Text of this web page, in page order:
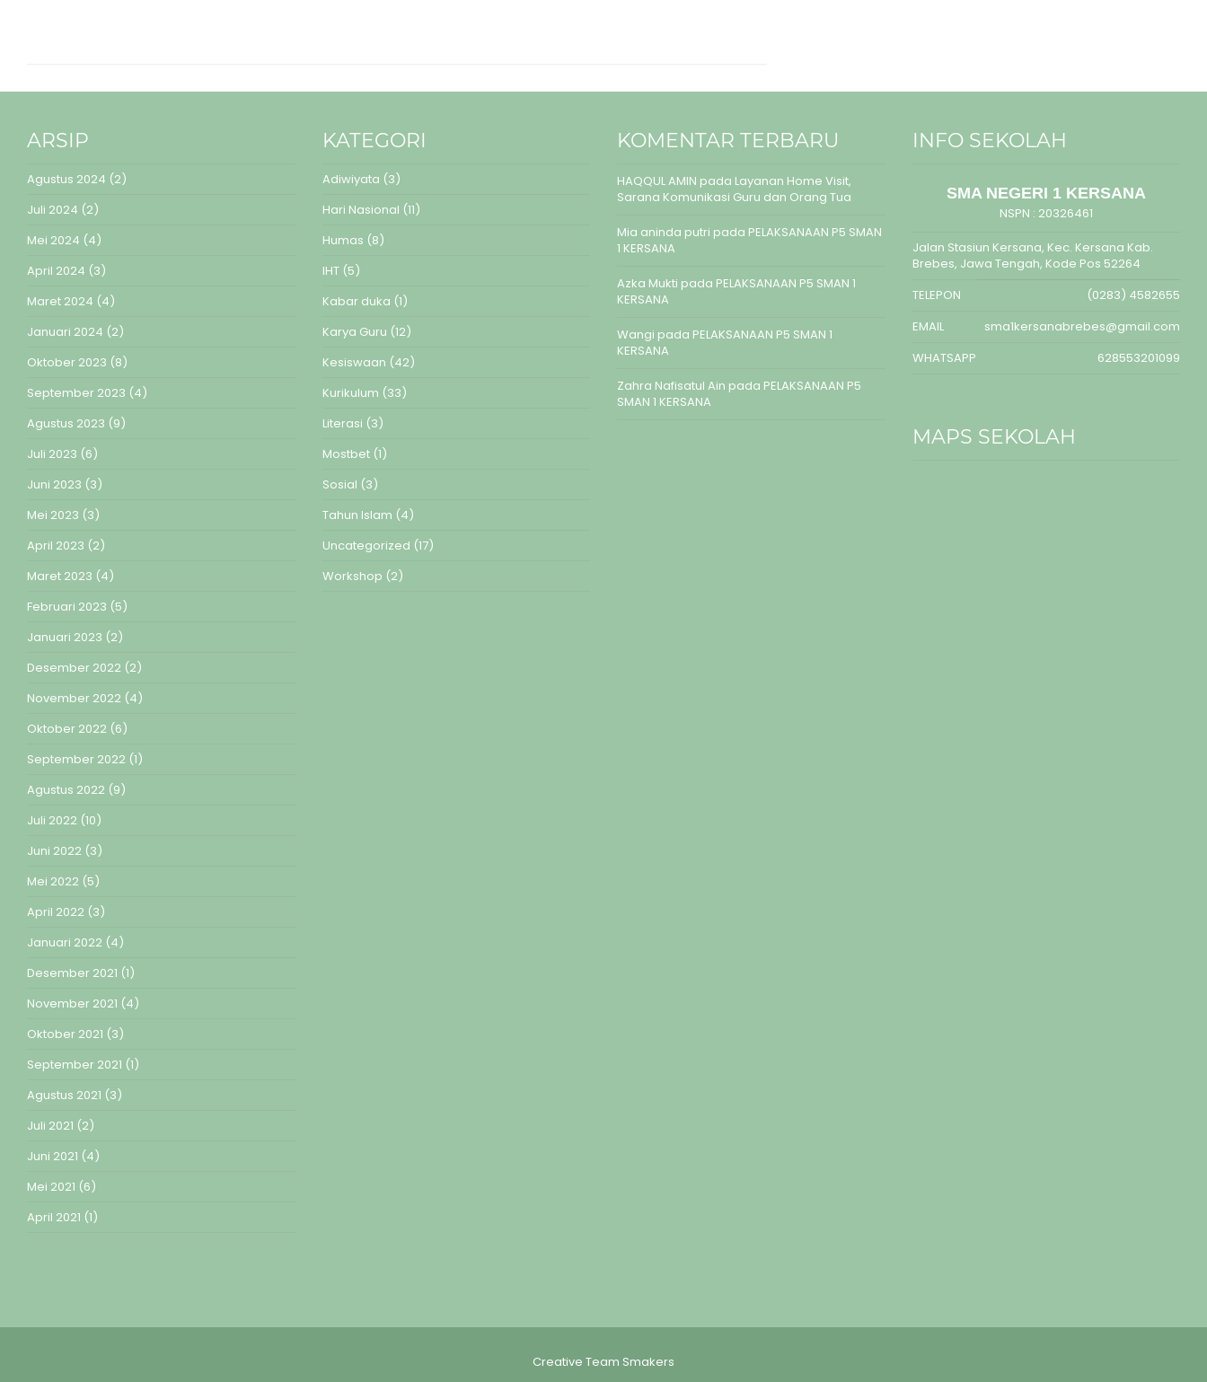
ARSIP
Agustus 2024 (2)
Juli 2024 (2)
Mei 2024 (4)
April 2024 (3)
Maret 2024 (4)
Januari 2024 (2)
Oktober 2023 (8)
September 2023 (4)
Agustus 2023 (9)
Juli 2023 (6)
Juni 2023 (3)
Mei 2023 (3)
April 2023 (2)
Maret 2023 (4)
Februari 2023 (5)
Januari 2023 (2)
Desember 2022 (2)
November 2022 (4)
Oktober 2022 (6)
September 2022 (1)
Agustus 2022 (9)
Juli 2022 (10)
Juni 2022 (3)
Mei 2022 (5)
April 2022 (3)
Januari 2022 (4)
Desember 2021 (1)
November 2021 (4)
Oktober 2021 (3)
September 2021 (1)
Agustus 2021 (3)
Juli 2021 (2)
Juni 2021 (4)
Mei 2021 (6)
April 2021 (1)
KATEGORI
Adiwiyata (3)
Hari Nasional (11)
Humas (8)
IHT(5)
Kabar duka (1)
Karya Guru (12)
Kesiswaan (42)
Kurikulum (33)
Literasi (3)
Mostbet(1)
Sosial (3)
Tahun Islam (4)
Uncategorized (17)
Workshop (2)
KOMENTAR TERBARU
HAQQUL AMIN pada Layanan Home Visit,
Sarana Komunikasi Guru dan Orang Tua
Mia aninda putri pada PELAKSANAAN P5 SMAN
1 KERSANA
Azka Mukti pada PELAKSANAAN P5 SMAN 1
KERSANA
Wangi pada PELAKSANAAN P5 SMAN 1
KERSANA
Zahra Nafisatul Ain pada PELAKSANAAN P5
SMAN 1 KERSANA
INFO SEKOLAH
SMA NEGERI 1 KERSANA
NSPN : 20326461
Jalan Stasiun Kersana, Kec. Kersana Kab.
Brebes, Jawa Tengah, Kode Pos 52264
TELEPON
(0283) 4582655
EMAIL
sma1kersanabrebes@gmail.com
WHATSAPP
628553201099
MAPS SEKOLAH
Creative Team Smakers